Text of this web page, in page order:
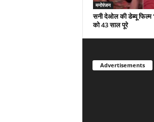
मनोरंजन
सनी देओल की डेब्यू फिल्म
को 43 साल पूरे
Advertisements